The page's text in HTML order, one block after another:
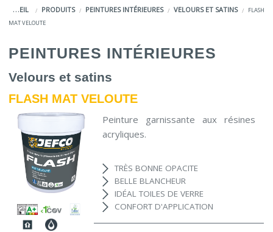
ACCUEIL PRODUITS PEINTURES INTÉRIEURES VELOURS ET SATINS
FLASH
MAT VELOUTE
PEINTURES INTÉRIEURES
Velours et satins
FLASH MAT VELOUTE
Peinture garnissante aux résines
acryliques.
TRÈS BONNE OPACITE
BELLE BLANCHEUR
IDÉAL TOILES DE VERRE
CONFORT D'APPLICATION